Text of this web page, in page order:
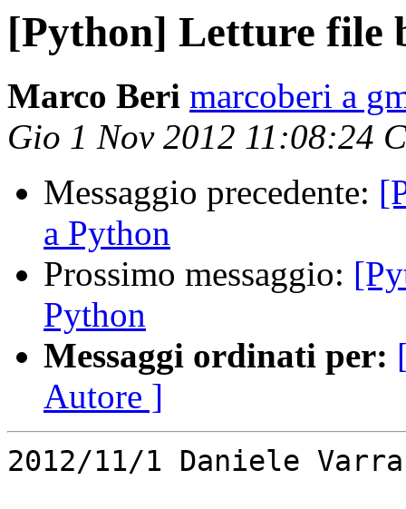
[Python] Letture file
Marco Beri marcoberi a
Gio 1 Nov 2012 11:08:24
Messaggio precedente:
a Python
Prossimo messaggio:
Python
Messaggi ordinati per:
Autore ]
2012/11/1 Daniele